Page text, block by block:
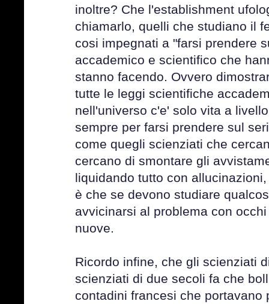
inoltre? Che l'establishment
chiamarlo, quelli che studiano il
cosi impegnati a "farsi prendere
accademico e scientifico che
stanno facendo. Ovvero
tutte le leggi scientifiche
nell'universo c'e' solo vita a
sempre per farsi prendere sul
come quegli scienziati che
cercano di smontare gli
liquidando tutto con
è che se devono studiare
avvicinarsi al problema con
nuove.
Ricordo infine, che gli scienziati
scienziati di due secoli fa che
contadini francesi che portavano